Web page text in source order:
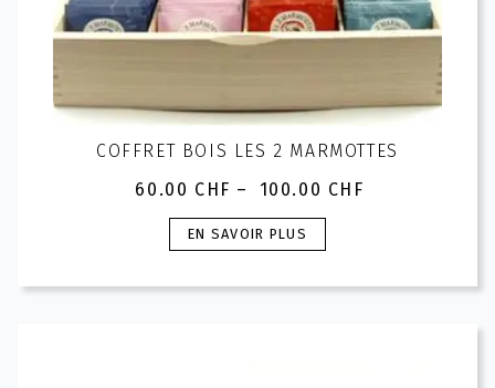
COFFRET BOIS LES 2 MARMOTTES
60.00 CHF – 100.00 CHF
Plage
de
prix :
à
EN SAVOIR PLUS
Ce
produit